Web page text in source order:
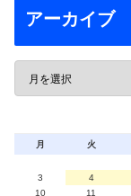
アーカイブ
月 火
3
4
10
11